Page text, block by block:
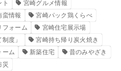
ト
宮崎グルメ情報
蛮情報
宮崎パック鶏くらべ
フォーム
宮崎住宅展示場
度」
宮崎持ち帰り炭火焼き
ーム 新築住宅
昔のみやざき
災